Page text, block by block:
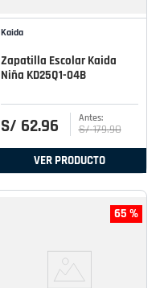
Kaida
Zapatilla Escolar Kaida
Niña KD25Q1-04B
S/ 62.96 S/ 179.90
VER PRODUCTO
65 %